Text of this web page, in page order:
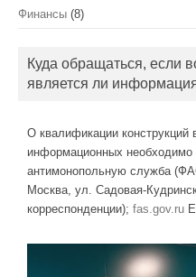
Финансы (8)
Куда обращаться, если
является ли
О квалификации конструкций
информационных
антимонопольную служба
Москва, ул. Садовая-
корреспонденции); fas.gov.ru